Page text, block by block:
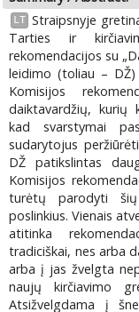
LT Straipsnyje
Tarties ir
rekomendacijos su
leidimo (toliau –
Komisijos
daiktavardžių, kurių
kad svarstymai
sudarytojus
DŽ patikslintas
Komisijos
turėtų parodyti šių
poslinkius. Vienais
atitinka
tradiciškai, nes arba
arba į jas žvelgta
naujų kirčiavimo
Atsižvelgdama į